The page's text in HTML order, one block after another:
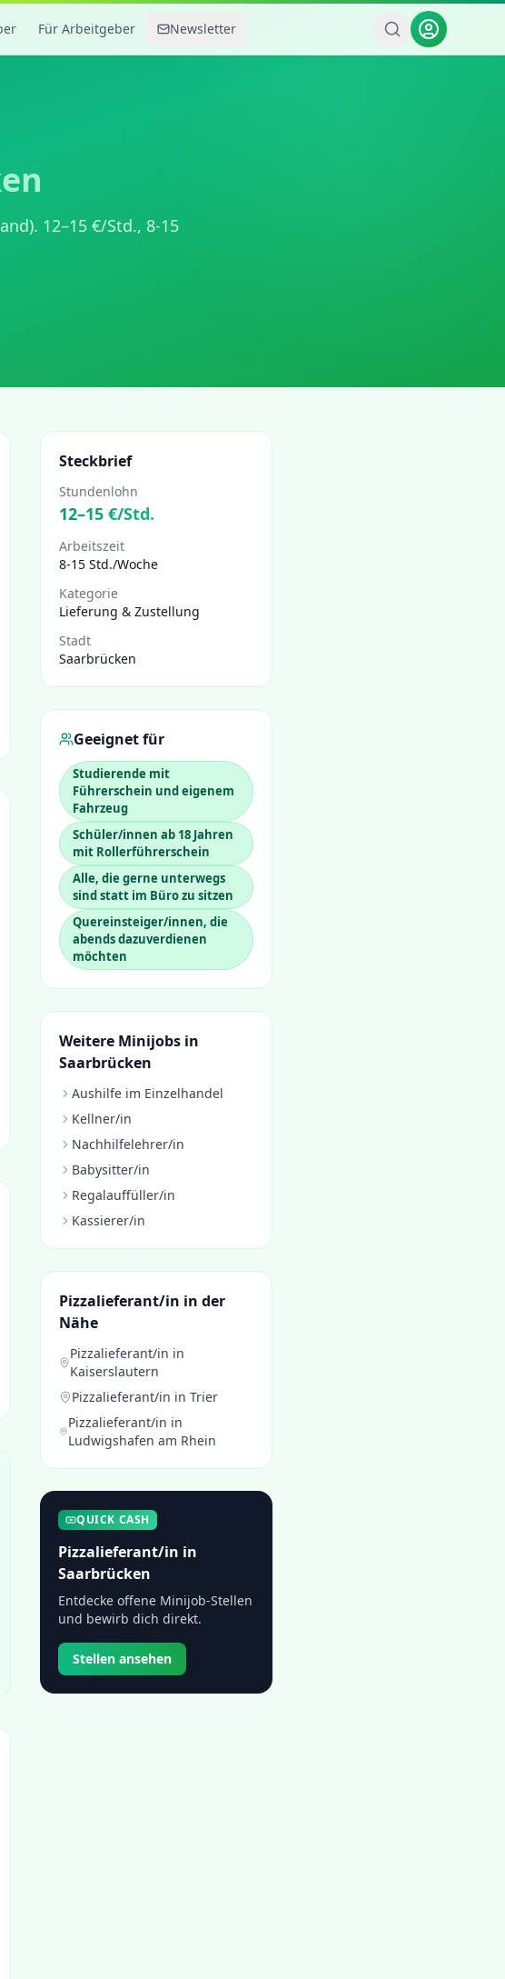
Für Arbeitgeber Newsletter
). 12–15 €/Std., 8-15
Steckbrief
Stundenlohn
12–15 €/Std.
Arbeitszeit
8-15 Std./Woche
Kategorie
Lieferung & Zustellung
Stadt
Saarbrücken
Geeignet für
Studierende mit
Führerschein und eigenem
Fahrzeug
Schüler/innen ab 18 Jahren
mit Rollerführerschein
Alle, die gerne unterwegs
sind statt im Büro zu sitzen
Quereinsteiger/innen, die
abends dazuverdienen
möchten
Weitere Minijobs in
Saarbrücken
Aushilfe im Einzelhandel
Kellner/in
Nachhilfelehrer/in
Babysitter/in
Regalauffüller/in
Kassierer/in
Pizzalieferant/in in der
Nähe
Pizzalieferant/in in
Kaiserslautern
Pizzalieferant/in in Trier
Pizzalieferant/in in
Ludwigshafen am Rhein
QUICK CASH
Pizzalieferant/in in
Saarbrücken
Entdecke offene Minijob-Stellen
und bewirb dich direkt.
Stellen ansehen